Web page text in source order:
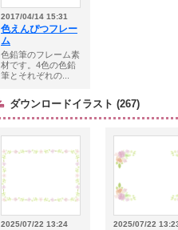
2017/04/14 15:31
色えんぴつフレー
ム
色鉛筆のフレーム素
材です。4色の色鉛
筆とそれぞれの...
ダウンロードイラスト (267)
2025/07/22 13:24 2025/07/22